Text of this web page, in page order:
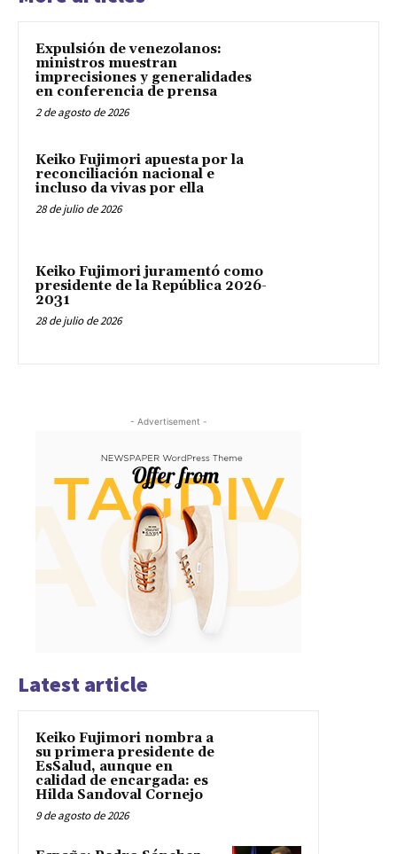
Expulsión de venezolanos:
ministros muestran
imprecisiones y generalidades
en conferencia de prensa
2 de agosto de 2026
Keiko Fujimori apuesta por la
reconciliación nacional e
incluso da vivas por ella
28 de julio de 2026
Keiko Fujimori juramentó como
presidente de la República 2026-
2031
28 de julio de 2026
- Advertisement -
Latest article
Keiko Fujimori nombra a
su primera presidente de
EsSalud, aunque en
calidad de encargada: es
Hilda Sandoval Cornejo
9 de agosto de 2026